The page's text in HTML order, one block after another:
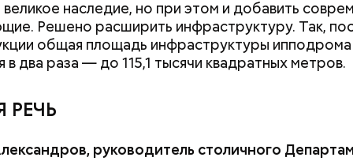
великое наследие, но при этом и добавить
Решено расширить инфраструктуру. Так,
общая площадь инфраструктуры ипподрома
в два раза — до 115,1 тысячи квадратных метров.
РЕЧЬ
руководитель столичного
рублей от государства при
трудной ситуации: кто может
документы